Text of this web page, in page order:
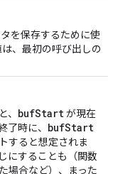
を保存するために使
、最初の呼び出しの
、 bufStartが現在
了時に、 bufStart
すると想定されま
にすることも（関数
場合など）、まった